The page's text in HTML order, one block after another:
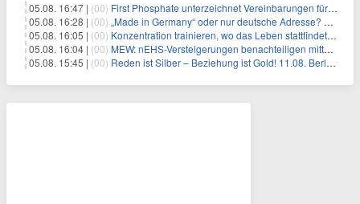
05.08. 16:47 | (00) First Phosphate unterzeichnet Vereinbarungen für nicht zu refundierende Zuwendungen in Höhe von 4,84 Mio. $ von der kanadischen Regierung für Straßeninfrastruktur und Stromübertragungsleitungen
05.08. 16:28 | (00) „Made in Germany“ oder nur deutsche Adresse? So erkennen Sie, wo Ihre Leiterplatten wirklich gefertigt werden
05.08. 16:05 | (00) Konzentration trainieren, wo das Leben stattfindet: Mobile EEG-Technologie bringt Neurofeedback in den Alltag
05.08. 16:04 | (00) MEW: nEHS-Versteigerungen benachteiligen mittelständische Unternehmen
05.08. 15:45 | (00) Reden ist Silber – Beziehung ist Gold! 11.08. Berlin – 18:30 Uhr